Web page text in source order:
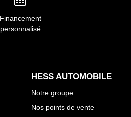
Financement
personnalisé
HESS AUTOMOBILE
Notre groupe
Nos points de vente